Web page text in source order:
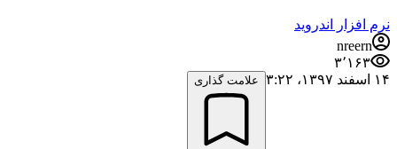
نرم افزار اندروید
nreern
۳٬۱۶۳
۱۴ اسفند ۱۳۹۷،‏ ۳:۲۲
علامت گذاری